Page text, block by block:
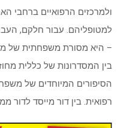
ולמרכזים הרפואיים ברחבי
למטופליהם. עבור חלקם,
– היא מסורת משפחתית של
בין המסדרונות של כללית
הסיפורים המיוחדים של
רפואית. בין דור מייסד לדור